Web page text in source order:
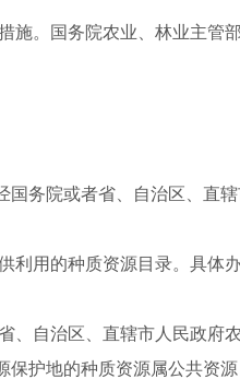
施。国务院农业、林业主管
务院或者省、自治区、直
利用的种质资源目录。具体
、自治区、直辖市人民政府
护地的种质资源属公共资源